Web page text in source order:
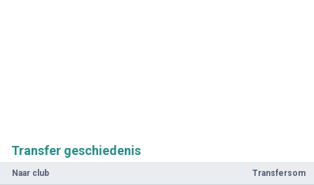
Transfer geschiedenis
Naar club Transfersom